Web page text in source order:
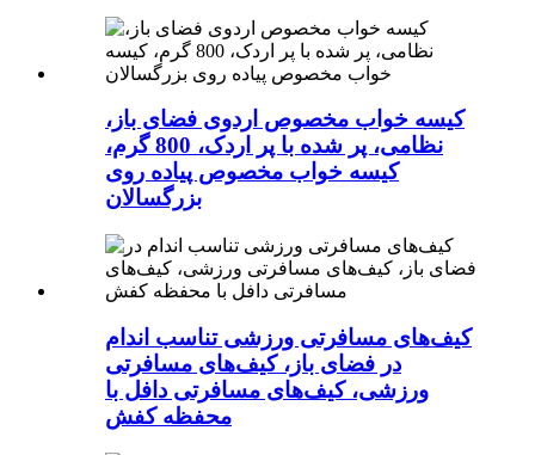
کیسه خواب مخصوص اردوی فضای باز،
نظامی، پر شده با پر اردک، 800 گرم،
کیسه خواب مخصوص پیاده روی
بزرگسالان
کیف‌های مسافرتی ورزشی تناسب اندام
در فضای باز، کیف‌های مسافرتی
ورزشی، کیف‌های مسافرتی دافل با
محفظه کفش